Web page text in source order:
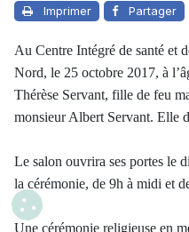
Imprimer Partager
Au Centre Intégré de santé et
Nord, le 25 octobre 2017, à
Thérèse Servant, fille de feu
monsieur Albert Servant. Elle
Le salon ouvrira ses portes le
la cérémonie, de 9h à midi et
Une cérémonie religieuse en